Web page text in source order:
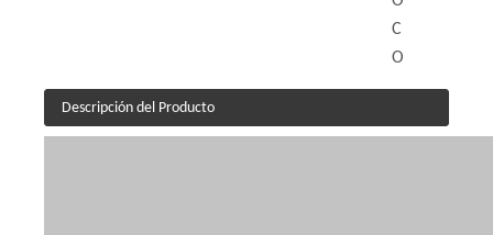
C
O
Descripción del Producto